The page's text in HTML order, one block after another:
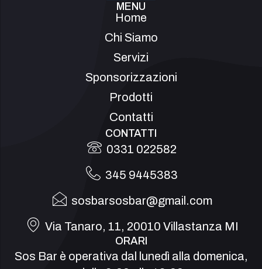
MENU
Home
Chi Siamo
Servizi
Sponsorizzazioni
Prodotti
Contatti
CONTATTI
0331 022582
345 9445383
sosbarsosbar@gmail.com
Via Tanaro, 11, 20010 Villastanza MI
ORARI
Sos Bar è operativa dal lunedì alla domenica,